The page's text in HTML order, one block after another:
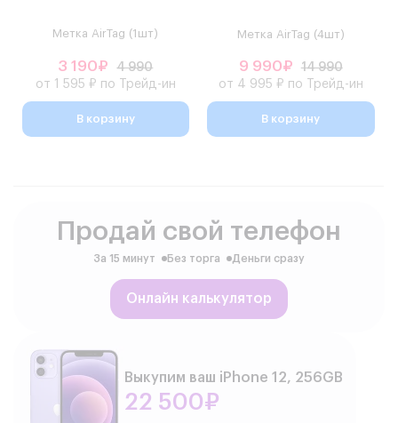
Метка AirTag (1шт)
3 190₽
4 990
от 1 595 ₽ по Трейд-ин
В корзину
Метка AirTag (4шт)
9 990₽
14 990
от 4 995 ₽ по Трейд-ин
В корзину
Продай свой телефон
За 15 минут Без торга Деньги сразу
Онлайн калькулятор
Выкупим ваш iPhone 12, 256GB
22 500₽